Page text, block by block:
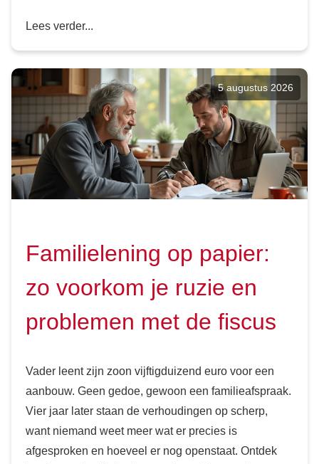
Lees verder...
5 augustus 2026
Familielening op papier:
zo voorkom je ruzie en
problemen met de fiscus
Vader leent zijn zoon vijftigduizend euro voor een
aanbouw. Geen gedoe, gewoon een familieafspraak.
Vier jaar later staan de verhoudingen op scherp,
want niemand weet meer wat er precies is
afgesproken en hoeveel er nog openstaat. Ontdek